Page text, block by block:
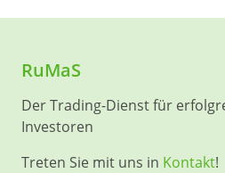
RuMaS
Der Trading-Dienst für
Investoren
Treten Sie mit uns in Kontakt!